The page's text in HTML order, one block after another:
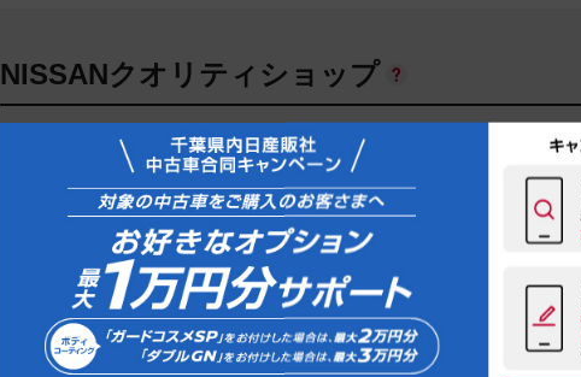
NISSANクオリティショップ
千葉日産自動車株式会社 カーパレス都町店
043-231-4761 千葉市中央区都町３－３－８
お店の地図を見る
10：00－18：00
８月休業日[ 8/4, 5, 夏季休業8/10~16, 19, 25, 26]
※詳しくはお問合せください。
※在庫状況については販売店にお問合せください